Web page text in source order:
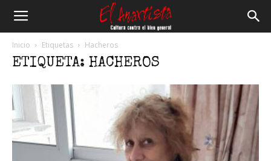
Inicio Etiquetas Hacheros
ETIQUETA: HACHEROS